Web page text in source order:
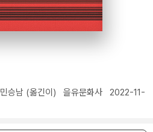
민승남 (옮긴이) 을유문화사 2022-11-